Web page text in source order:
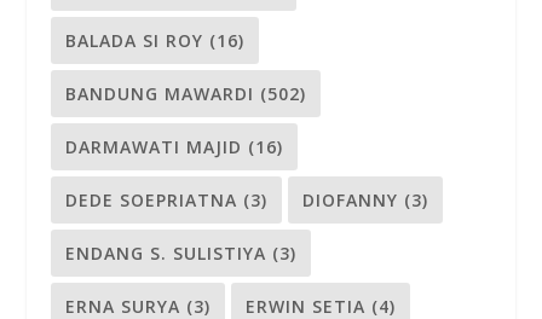
BALADA SI ROY (16)
BANDUNG MAWARDI (502)
DARMAWATI MAJID (16)
DEDE SOEPRIATNA (3) DIOFANNY (3)
ENDANG S. SULISTIYA (3)
ERNA SURYA (3) ERWIN SETIA (4)